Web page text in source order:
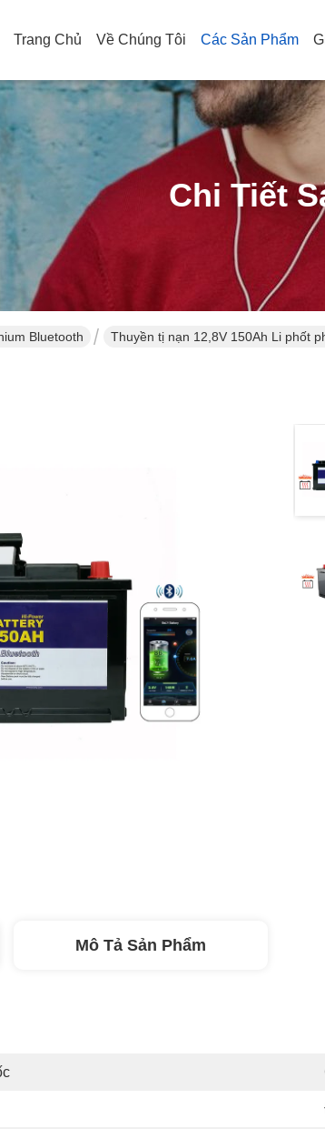
Trang Chủ Về Chúng Tôi Các Sản Phẩm
Chi Tiết
Bluetooth Thuyền tị nạn 12,8V 150Ah Li phốt
Mô Tả Sản Phẩm